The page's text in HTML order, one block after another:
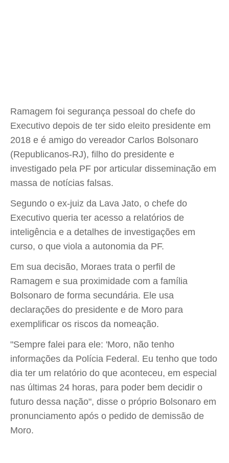
Ramagem foi segurança pessoal do chefe do
Executivo depois de ter sido eleito presidente em
2018 e é amigo do vereador Carlos Bolsonaro
(Republicanos-RJ), filho do presidente e
investigado pela PF por articular disseminação em
massa de notícias falsas.
Segundo o ex-juiz da Lava Jato, o chefe do
Executivo queria ter acesso a relatórios de
inteligência e a detalhes de investigações em
curso, o que viola a autonomia da PF.
Em sua decisão, Moraes trata o perfil de
Ramagem e sua proximidade com a família
Bolsonaro de forma secundária. Ele usa
declarações do presidente e de Moro para
exemplificar os riscos da nomeação.
"Sempre falei para ele: 'Moro, não tenho
informações da Polícia Federal. Eu tenho que todo
dia ter um relatório do que aconteceu, em especial
nas últimas 24 horas, para poder bem decidir o
futuro dessa nação", disse o próprio Bolsonaro em
pronunciamento após o pedido de demissão de
Moro.